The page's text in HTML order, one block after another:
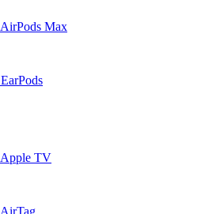
AirPods Max
EarPods
Apple TV